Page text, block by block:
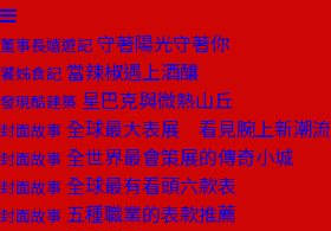
董事長嬉遊記 守著陽光守著你
饕姊食記 當辣椒遇上酒釀
發現酷建築 星巴克與微熱山丘
封面故事 全球最大表展 看見腕上新潮流
封面故事 全世界最會策展的傳奇小城
封面故事 全球最有看頭六款表
封面故事 五種職業的表款推薦